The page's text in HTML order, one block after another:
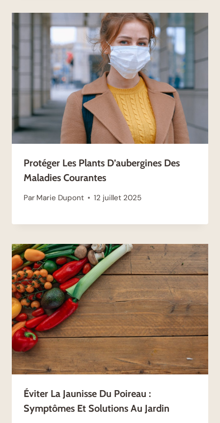
Protéger Les Plants D’aubergines Des
Maladies Courantes
Par Marie Dupont 12 juillet 2025
Éviter La Jaunisse Du Poireau :
Symptômes Et Solutions Au Jardin